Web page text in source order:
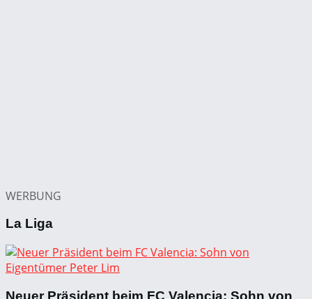
WERBUNG
La Liga
Neuer Präsident beim FC Valencia: Sohn von